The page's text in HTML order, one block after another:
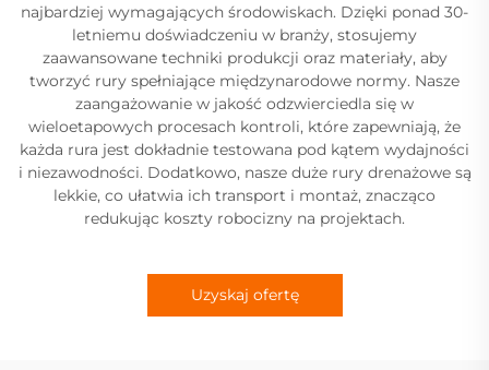
najbardziej wymagających środowiskach. Dzięki ponad 30-
letniemu doświadczeniu w branży, stosujemy
zaawansowane techniki produkcji oraz materiały, aby
tworzyć rury spełniające międzynarodowe normy. Nasze
zaangażowanie w jakość odzwierciedla się w
wieloetapowych procesach kontroli, które zapewniają, że
każda rura jest dokładnie testowana pod kątem wydajności
i niezawodności. Dodatkowo, nasze duże rury drenażowe są
lekkie, co ułatwia ich transport i montaż, znacząco
redukując koszty robocizny na projektach.
Uzyskaj ofertę